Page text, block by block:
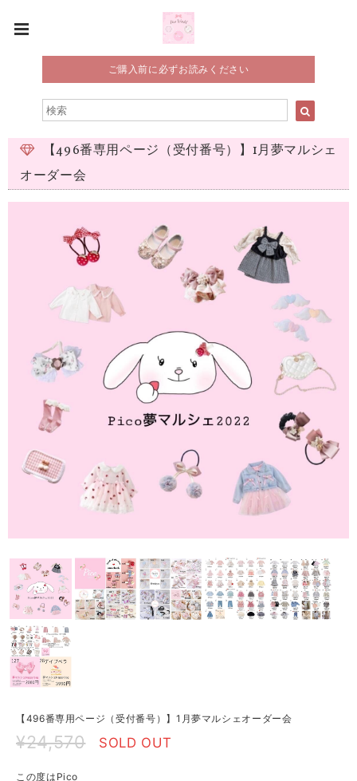
ご購入前に必ずお読みください
【496番専用ページ（受付番号）】1月夢マルシェ
オーダー会
【496番専用ページ（受付番号）】1月夢マルシェオーダー会
¥24,570 SOLD OUT
この度はPico